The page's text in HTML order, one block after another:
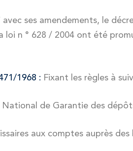
avec ses amendements, le
n ° 628 / 2004 ont été
1968 : Fixant les règles à
de Garantie des
aux comptes auprès des